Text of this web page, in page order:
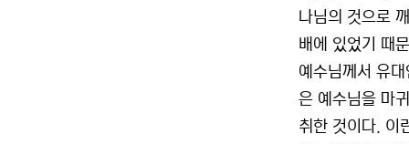
나님의 것으로
배에 있었기 때
예수님께서 유
은 예수님을 마
취한 것이다. 이